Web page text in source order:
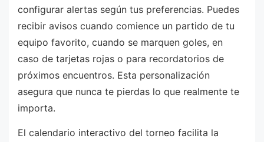
configurar alertas según tus preferencias. Puedes
recibir avisos cuando comience un partido de tu
equipo favorito, cuando se marquen goles, en
caso de tarjetas rojas o para recordatorios de
próximos encuentros. Esta personalización
asegura que nunca te pierdas lo que realmente te
importa.
El calendario interactivo del torneo facilita la